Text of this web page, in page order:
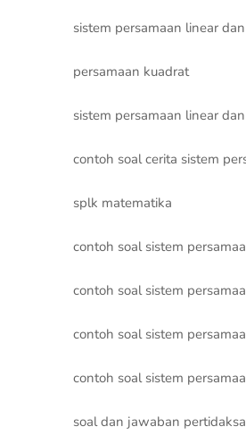
sistem persamaan linear
persamaan kuadrat
sistem persamaan linear
contoh soal cerita sistem
splk matematika
contoh soal sistem
contoh soal sistem
contoh soal sistem
contoh soal sistem
soal dan jawaban